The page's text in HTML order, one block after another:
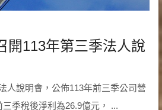
開113年第三季法人說
人說明會，公佈113年前三季公司營
季稅後淨利為26.9億元， ...